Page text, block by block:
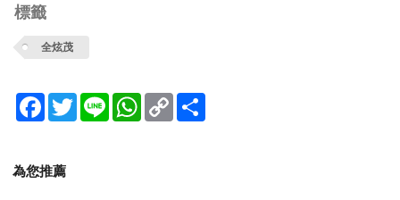
標籤
全炫茂
Facebook
TwitterLine WhatsApp
Copy
Link
為您推薦